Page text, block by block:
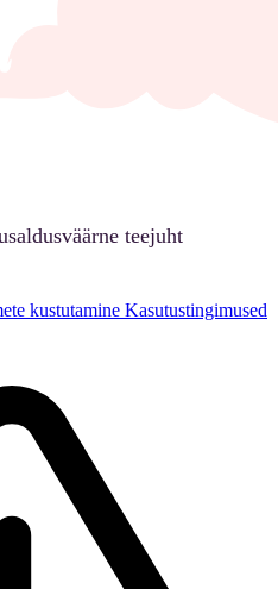
teejuht
kustutamine Kasutustingimused